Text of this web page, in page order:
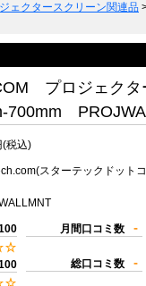
ェクタースクリーン関連品
プロジェクタ
700mm
(税込)
スターテックドットコ
月間口コミ数 -
総口コミ数 -